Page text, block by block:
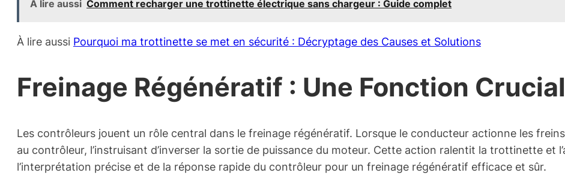
À lire aussi Comment recharger une trottinette électrique sans chargeur : Guide complet
À lire aussi Pourquoi ma trottinette se met en sécurité : Décryptage des Causes et Solutions
Freinage Régénératif : Une Fonction
Les contrôleurs jouent un rôle central dans le freinage régénératif. Lorsque le conducteur actionne les
au contrôleur, l’instruisant d’inverser la sortie de puissance du moteur. Cette action ralentit la trottinette et
l’interprétation précise et de la réponse rapide du contrôleur pour un freinage régénératif efficace et sûr.